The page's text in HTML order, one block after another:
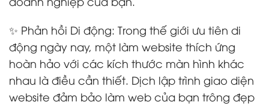
✨ Phản hồi Di động: Trong thế giới ưu tiên di
động ngày nay, một làm website thích ứng
hoàn hảo với các kích thước màn hình khác
nhau là điều cần thiết. Dịch lập trình giao diện
website đảm bảo làm web của bạn trông đẹp